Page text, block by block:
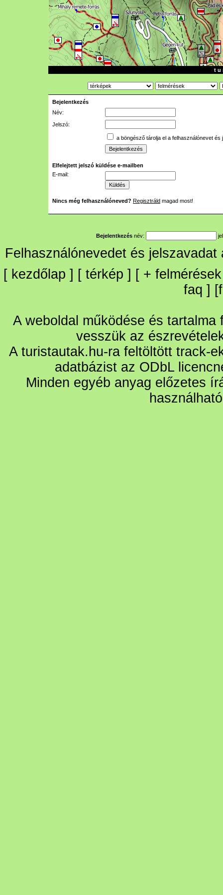
t u
Bejelentkezés
Név:
Jelszó:
a böngésző tárolja el a felhasználónevet és
Elfelejtett jelszó küldése e-mailben
E-mail:
Nincs még felhasználóneved? Regisztráld magad most!
Bejelentkezés név:
Felhasználónevedet és
[ kezdőlap ] [ térkép ] [ + felmérések
faq ] [
A weboldal működése és
vesszük az
A turistautak.hu-ra feltöltött track-
adatbázist az ODbL
Minden egyéb anyag előzetes